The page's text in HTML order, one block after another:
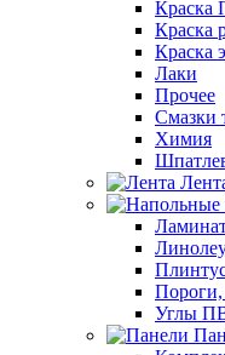
Краска
Краска
Краска
Лаки
Прочее
Смазки
Химия
Пороги,
Углы